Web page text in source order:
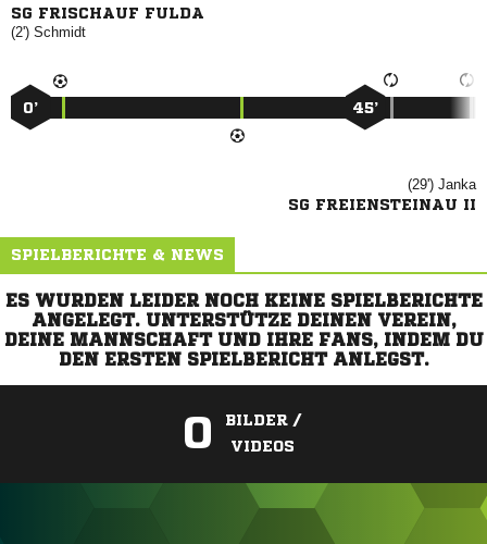
SG FRISCHAUF FULDA
(2') 
0’ 45’
(29') 
SG FREIENSTEINAU II
SPIELBERICHTE & NEWS
ES WURDEN LEIDER NOCH KEINE SPIELBERICHTE
ANGELEGT. UNTERSTÜTZE DEINEN VEREIN,
DEINE MANNSCHAFT UND IHRE FANS, INDEM DU
DEN ERSTEN SPIELBERICHT ANLEGST.
0
BILDER /
VIDEOS